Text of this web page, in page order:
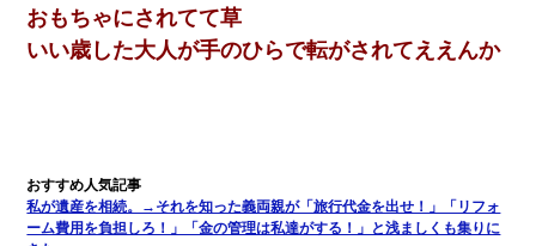
おもちゃにされてて草
いい歳した大人が手のひらで転がされてええんか
私が遺産を相続。→それを知った義両親が「旅行代金を出せ！」「リフォ
ーム費用を負担しろ！」「金の管理は私達がする！」と浅ましくも集りに